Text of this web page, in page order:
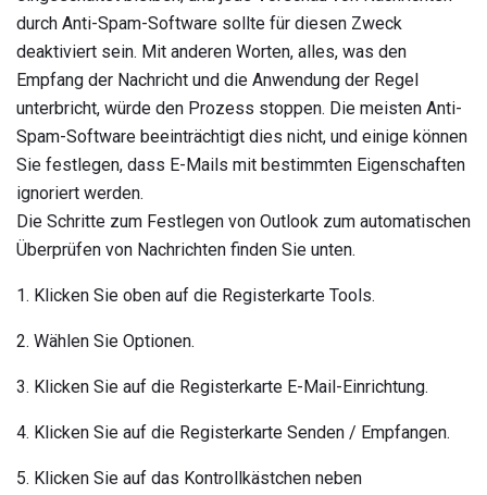
durch Anti-Spam-Software sollte für diesen Zweck
deaktiviert sein. Mit anderen Worten, alles, was den
Empfang der Nachricht und die Anwendung der Regel
unterbricht, würde den Prozess stoppen. Die meisten Anti-
Spam-Software beeinträchtigt dies nicht, und einige können
Sie festlegen, dass E-Mails mit bestimmten Eigenschaften
ignoriert werden.
Die Schritte zum Festlegen von Outlook zum automatischen
Überprüfen von Nachrichten finden Sie unten.
1. Klicken Sie oben auf die Registerkarte Tools.
2. Wählen Sie Optionen.
3. Klicken Sie auf die Registerkarte E-Mail-Einrichtung.
4. Klicken Sie auf die Registerkarte Senden / Empfangen.
5. Klicken Sie auf das Kontrollkästchen neben